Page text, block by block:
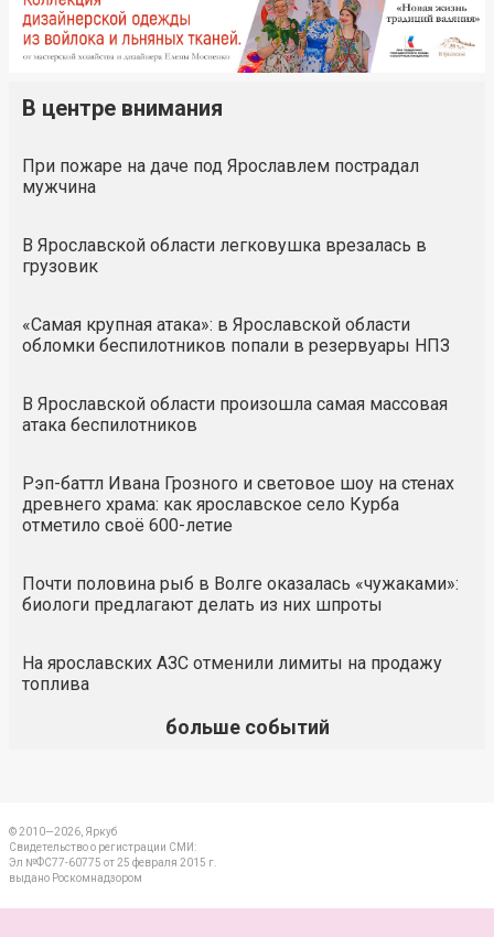
В центре внимания
При пожаре на даче под Ярославлем пострадал
мужчина
В Ярославской области легковушка врезалась в
грузовик
«Самая крупная атака»: в Ярославской области
обломки беспилотников попали в резервуары НПЗ
В Ярославской области произошла самая массовая
атака беспилотников
Рэп-баттл Ивана Грозного и световое шоу на стенах
древнего храма: как ярославское село Курба
отметило своё 600-летие
Почти половина рыб в Волге оказалась «чужаками»:
биологи предлагают делать из них шпроты
На ярославских АЗС отменили лимиты на продажу
топлива
больше событий
© 2010—2026, Яркуб
Свидетельство о регистрации СМИ:
Эл №ФС77-60775 от 25 февраля 2015 г.
выдано Роскомнадзором